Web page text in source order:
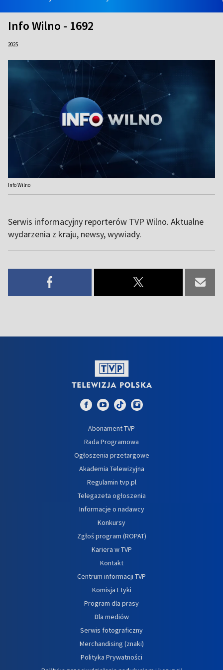
Info Wilno - 1692
2025
Info Wilno
Serwis informacyjny reporterów TVP Wilno. Aktualne
wydarzenia z kraju, newsy, wywiady.
Abonament TVP
Rada Programowa
Ogłoszenia przetargowe
Akademia Telewizyjna
Regulamin tvp.pl
Telegazeta ogłoszenia
Informacje o nadawcy
Konkursy
Zgłoś program (ROPAT)
Kariera w TVP
Kontakt
Centrum informacji TVP
Komisja Etyki
Program dla prasy
Dla mediów
Serwis fotograficzny
Merchandising (znaki)
Polityka Prywatności